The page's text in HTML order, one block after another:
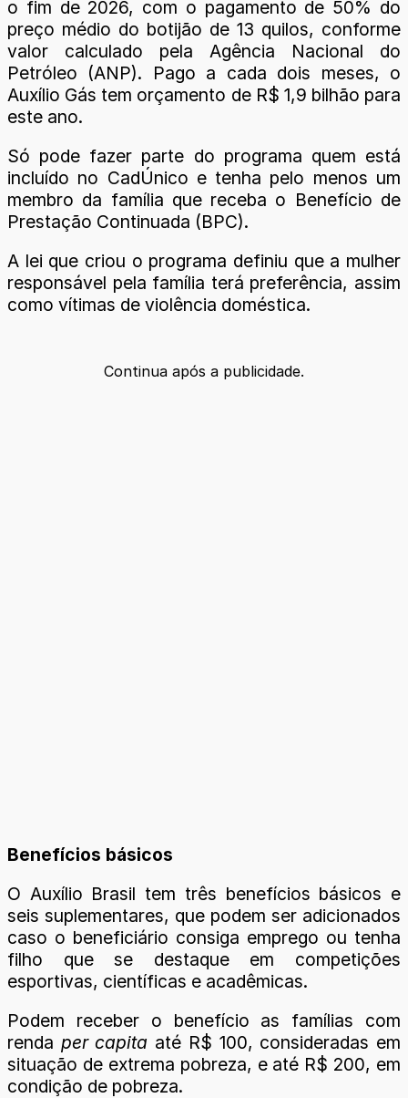
o fim de 2026, com o pagamento de 50% do
preço médio do botijão de 13 quilos, conforme
valor calculado pela Agência Nacional do
Petróleo (ANP). Pago a cada dois meses, o
Auxílio Gás tem orçamento de R$ 1,9 bilhão para
este ano.
Só pode fazer parte do programa quem está
incluído no CadÚnico e tenha pelo menos um
membro da família que receba o Benefício de
Prestação Continuada (BPC).
A lei que criou o programa definiu que a mulher
responsável pela família terá preferência, assim
como vítimas de violência doméstica.
Continua após a publicidade.
Benefícios básicos
O Auxílio Brasil tem três benefícios básicos e
seis suplementares, que podem ser adicionados
caso o beneficiário consiga emprego ou tenha
filho que se destaque em competições
esportivas, científicas e acadêmicas.
Podem receber o benefício as famílias com
renda per capita até R$ 100, consideradas em
situação de extrema pobreza, e até R$ 200, em
condição de pobreza.